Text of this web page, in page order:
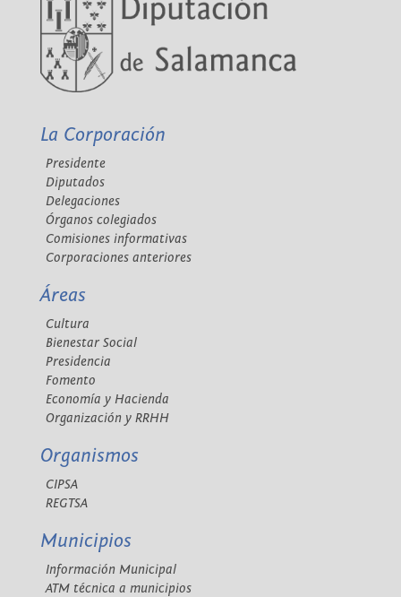
La Corporación
Presidente
Diputados
Delegaciones
Órganos colegiados
Comisiones informativas
Corporaciones anteriores
Áreas
Cultura
Bienestar Social
Presidencia
Fomento
Economía y Hacienda
Organización y RRHH
Organismos
CIPSA
REGTSA
Municipios
Información Municipal
ATM técnica a municipios